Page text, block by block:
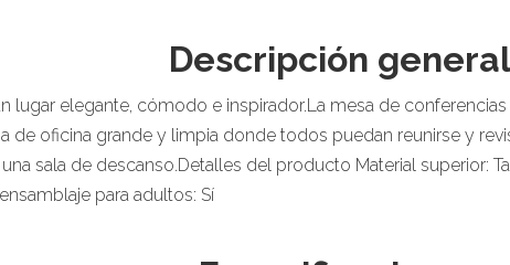
Descripción general
lugar elegante, cómodo e inspirador.La mesa de
de oficina grande y limpia donde todos puedan reunirse y
sala de descanso.Detalles del producto Material superior:
para adultos: Sí